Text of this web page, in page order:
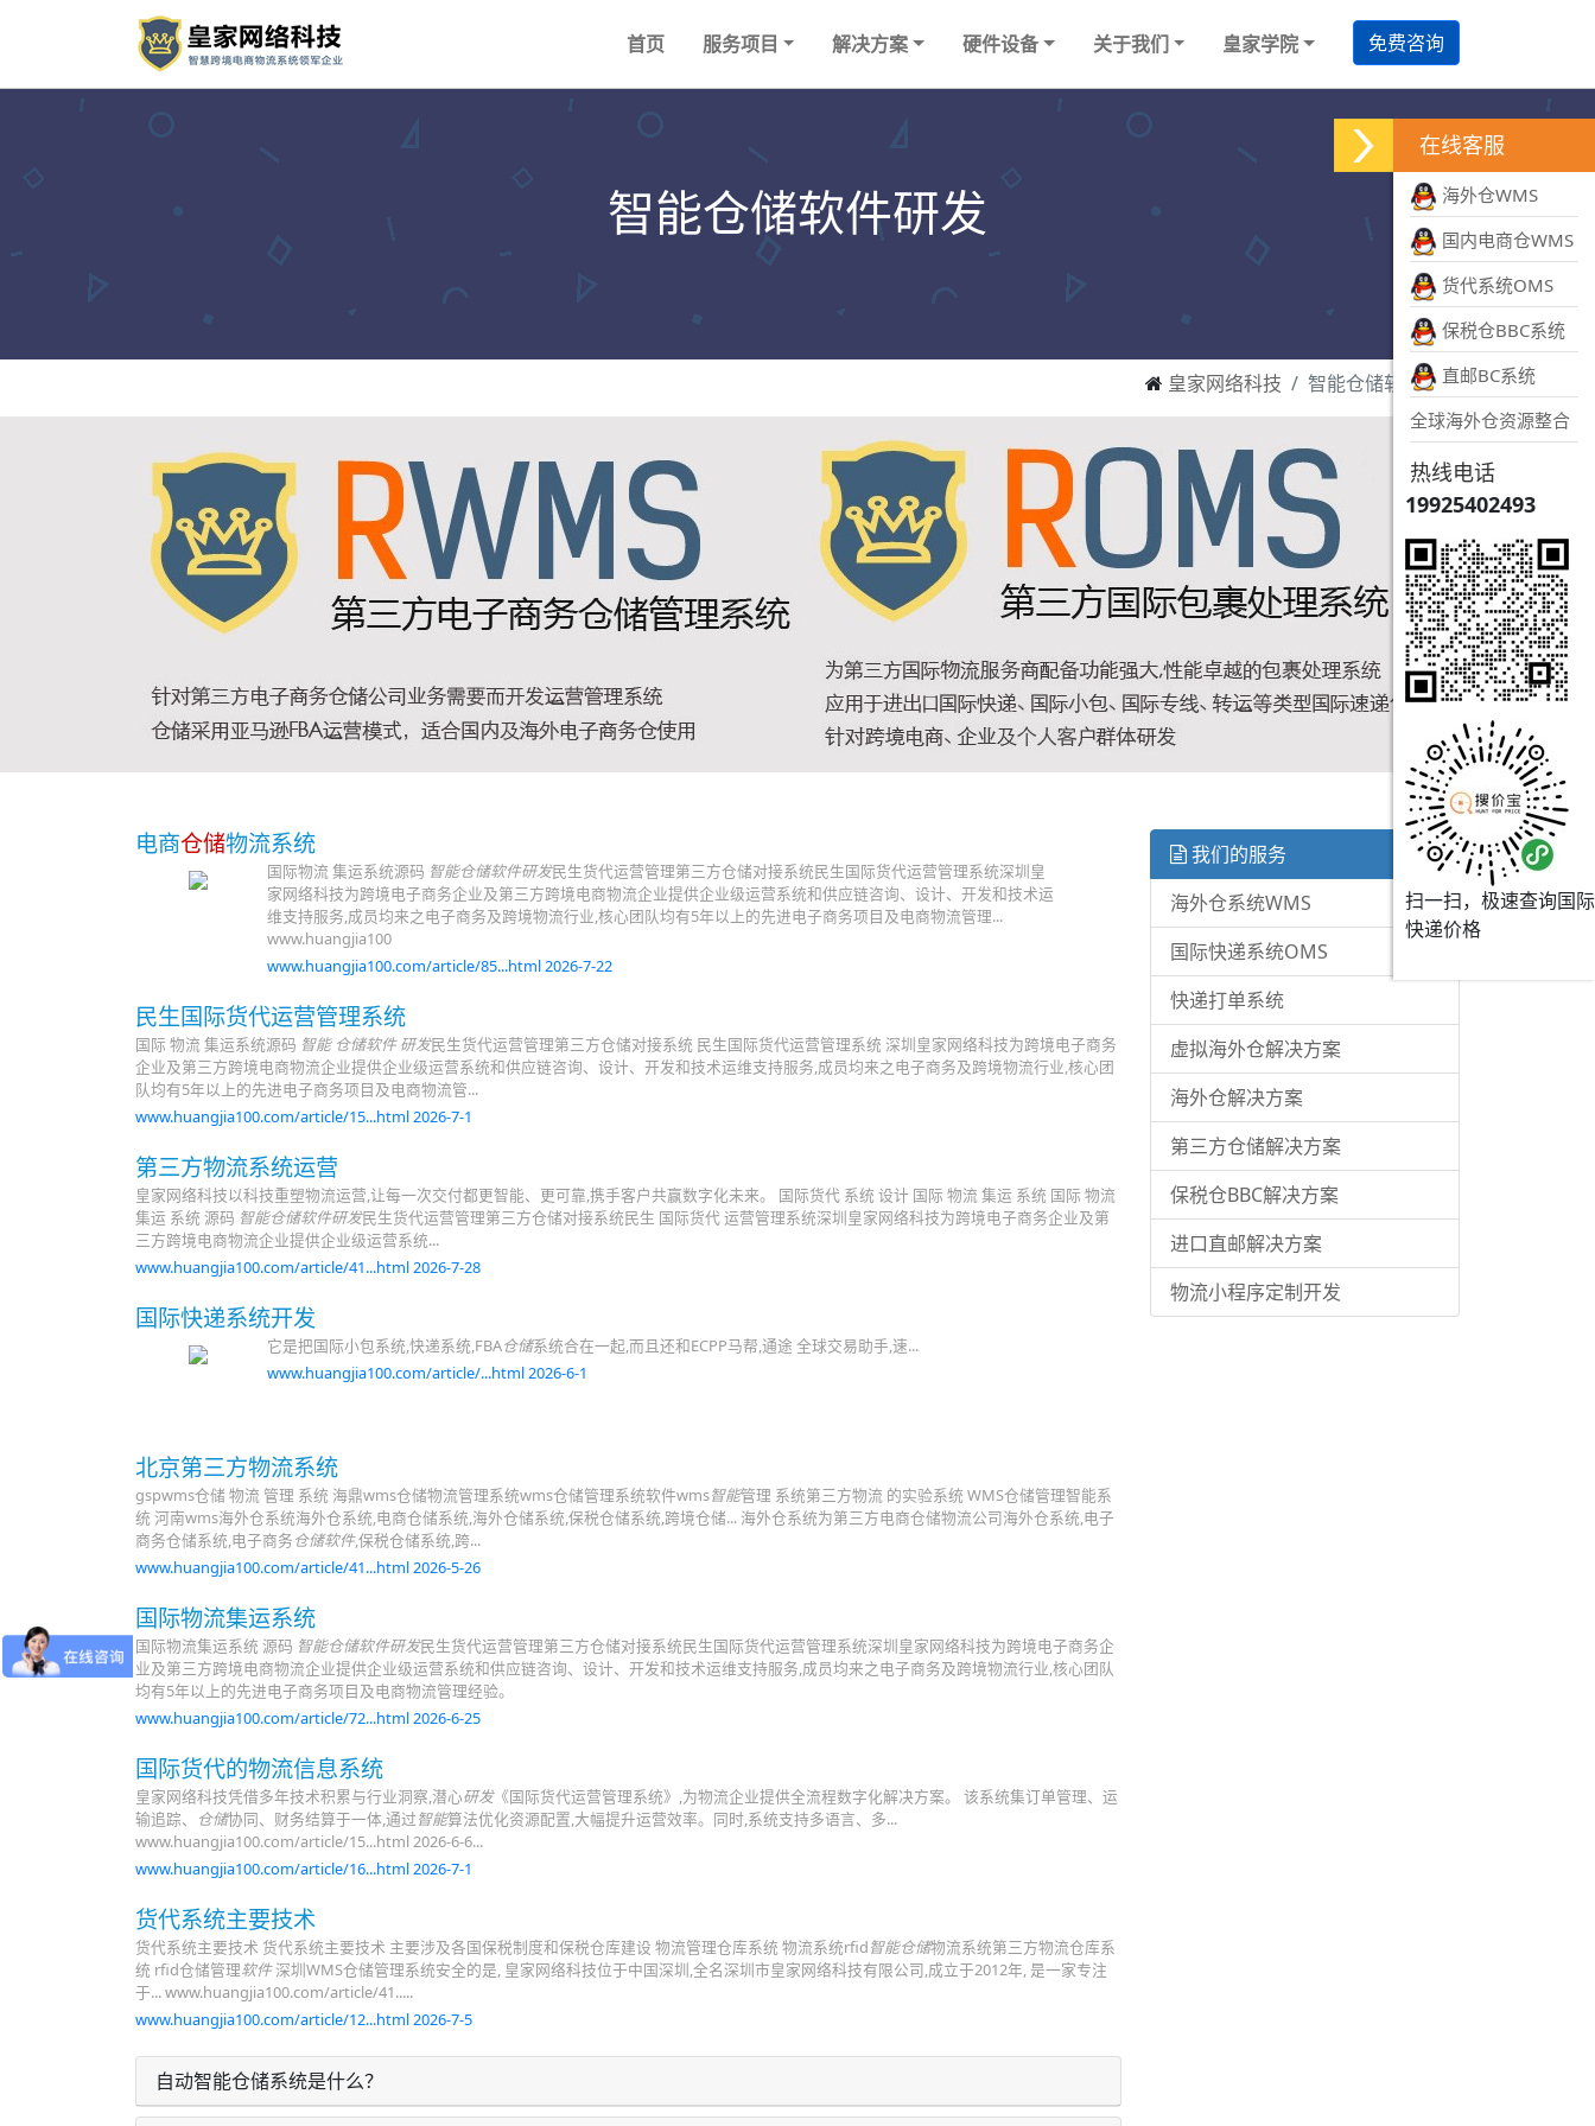
首页 服务项目 解决方案 硬件设备 关于我们 皇家学院 免费咨询
智能仓储软件研发
皇家网络科技 智能仓储软件研发
电商仓储物流系统
国际物流 集运系统源码 智能仓储软件研发民生货代运营管理第三方仓储对接系统民生国际货代运营管理系统深圳皇
家网络科技为跨境电子商务企业及第三方跨境电商物流企业提供企业级运营系统和供应链咨询、设计、开发和技术运
维支持服务,成员均来之电子商务及跨境物流行业,核心团队均有5年以上的先进电子商务项目及电商物流管理...
www.huangjia100
www.huangjia100.com/article/85...html 2026-7-22
民生国际货代运营管理系统
国际 物流 集运系统源码 智能 仓储软件 研发民生货代运营管理第三方仓储对接系统 民生国际货代运营管理系统 深圳皇家网络科技为跨境电子商务
企业及第三方跨境电商物流企业提供企业级运营系统和供应链咨询、设计、开发和技术运维支持服务,成员均来之电子商务及跨境物流行业,核心团
队均有5年以上的先进电子商务项目及电商物流管...
www.huangjia100.com/article/15...html 2026-7-1
第三方物流系统运营
皇家网络科技以科技重塑物流运营,让每一次交付都更智能、更可靠,携手客户共赢数字化未来。 国际货代 系统 设计 国际 物流 集运 系统 国际 物流
集运 系统 源码 智能仓储软件研发民生货代运营管理第三方仓储对接系统民生 国际货代 运营管理系统深圳皇家网络科技为跨境电子商务企业及第
三方跨境电商物流企业提供企业级运营系统...
www.huangjia100.com/article/41...html 2026-7-28
国际快递系统开发
它是把国际小包系统,快递系统,FBA仓储系统合在一起,而且还和ECPP马帮,通途 全球交易助手,速...
www.huangjia100.com/article/...html 2026-6-1
北京第三方物流系统
gspwms仓储 物流 管理 系统 海鼎wms仓储物流管理系统wms仓储管理系统软件wms智能管理 系统第三方物流 的实验系统 WMS仓储管理智能系
统 河南wms海外仓系统海外仓系统,电商仓储系统,海外仓储系统,保税仓储系统,跨境仓储... 海外仓系统为第三方电商仓储物流公司海外仓系统,电子
商务仓储系统,电子商务仓储软件,保税仓储系统,跨...
www.huangjia100.com/article/41...html 2026-5-26
国际物流集运系统
国际物流集运系统 源码 智能仓储软件研发民生货代运营管理第三方仓储对接系统民生国际货代运营管理系统深圳皇家网络科技为跨境电子商务企
业及第三方跨境电商物流企业提供企业级运营系统和供应链咨询、设计、开发和技术运维支持服务,成员均来之电子商务及跨境物流行业,核心团队
均有5年以上的先进电子商务项目及电商物流管理经验。
www.huangjia100.com/article/72...html 2026-6-25
国际货代的物流信息系统
皇家网络科技凭借多年技术积累与行业洞察,潜心研发《国际货代运营管理系统》,为物流企业提供全流程数字化解决方案。 该系统集订单管理、运
输追踪、
仓储协同、财务结算于一体,通过智能算法优化资源配置,大幅提升运营效率。同时,系统支持多语言、多...
www.huangjia100.com/article/15...html 2026-6-6...
www.huangjia100.com/article/16...html 2026-7-1
货代系统主要技术
货代系统主要技术 货代系统主要技术 主要涉及各国保税制度和保税仓库建设 物流管理仓库系统 物流系统rfid智能仓储物流系统第三方物流仓库系
统 rfid仓储管理软件深圳WMS仓储管理系统安全的是, 皇家网络科技位于中国深圳,全名深圳市皇家网络科技有限公司,成立于2012年, 是一家专注
于... www.huangjia100.com/article/41.....
www.huangjia100.com/article/12...html 2026-7-5
自动智能仓储系统是什么？
我们的服务
海外仓系统WMS
国际快递系统OMS
快递打单系统
虚拟海外仓解决方案
海外仓解决方案
第三方仓储解决方案
保税仓BBC解决方案
进口直邮解决方案
物流小程序定制开发
在线客服
海外仓WMS
国内电商仓WMS
货代系统OMS
保税仓BBC系统
直邮BC系统
全球海外仓资源整合
热线电话
19925402493
扫一扫，极速查询国际
快递价格